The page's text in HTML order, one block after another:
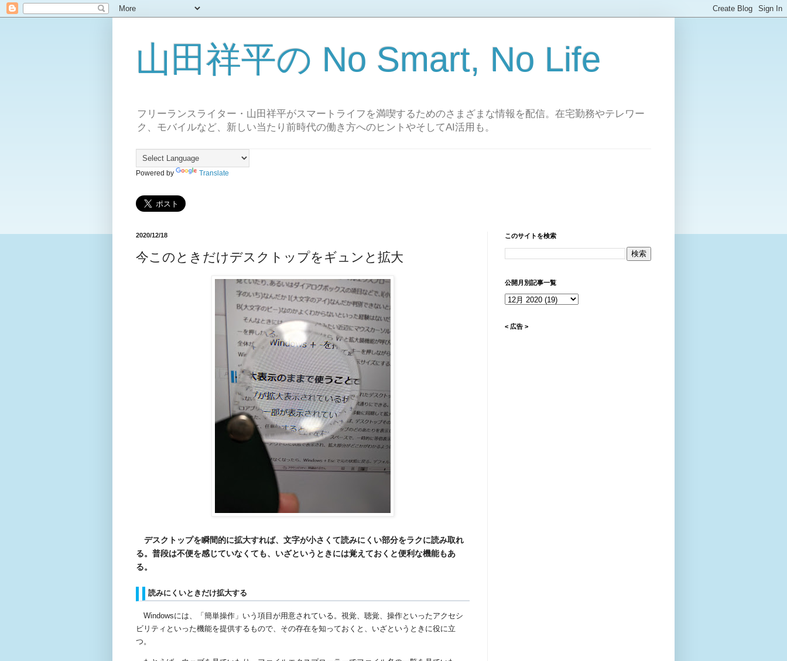
山田祥平の No Smart, No Life
フリーランスライター・山田祥平がスマートライフを満喫するためのさまざまな情報を配信。在宅勤務やテレワー
ク、モバイルなど、新しい当たり前時代の働き方へのヒントやそしてAI活用も。
Powered by Translate
2020/12/18
今このときだけデスクトップをギュンと拡大
デスクトップを瞬間的に拡大すれば、文字が小さくて読みにくい部分をラクに読み取れ
る。普段は不便を感じていなくても、いざというときには覚えておくと便利な機能もあ
る。
読みにくいときだけ拡大する
Windowsには、「簡単操作」いう項目が用意されている。視覚、聴覚、操作といったアクセシ
ビリティといった機能を提供するもので、その存在を知っておくと、いざというときに役に立
つ。
このサイトを検索
公開月別記事一覧
< 広告 >